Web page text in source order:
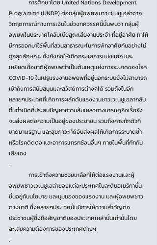
Programme (UNDP) ต่อกลุ่มผู้อพยพชาวเวเนซูเอล่าจาก
วิกฤตการณ์ทางการเงินในช่วงทศวรรศนี้นั้นพบว่า กลุ่มผู้
อพยพในประเทศโคลัมเบียสูญเสียงานประจำ ที่อยู่อาศัย ทำให้
มีการออกมาใช้พื้นที่สวนสาธารณะในการพักอาศัยกันอย่างไม่
ถูกสุขลักษณะ ทั้งยังก่อให้เกิดกระแสการแบ่งแยก และ
เหยียดเชื้อชาติผู้อพยพว่าเป็นต้นเหตุแห่งการระบาดของโรค
COVID-19 ในเปรูแรงงานอพยพที่อยู่นอกระบบยังไม่สามารถ
เข้าถึงการสนับสนุนและสวัสดิการต่างๆได้ รวมถึงในอีก
หลายๆประเทศที่เกิดการผลักดันแรงงานชาวเวเนซูเอลากลับ
ถิ่นกำเนิดที่ประสบปัญหาความล้มเหลวทางเศรษฐกิจเรื้อรัง
จนส่งผลต่อความเป็นอยู่ของประชาชน รวมถึงค่ายกักตัวที่
ขาดมาตรฐาน และสุขภาวะที่ดีอันส่งผลให้เกิดการระบาดซ้ำ
หรือโรคติดต่อ และอาการแทรกซ้อนอื่นๆ ภายในพื้นที่กักกัน
เสียเอง
.
อพยพชาวเวเนซูเอล่าของแต่ละประเทศในละตินอเมริกานั้น
ขึ้นอยู่กับนโยบาย และมุมมองของแรงงาน และผู้อพยพชาว
ต่างชาติ ซึ่งหลายๆประเทศนั้นมีการให้ความสำคัญต่อ
ประชาชนผู้ซึ่งถือสัญชาติของประเทศเหล่านั้นเท่านั้นโดย
ละเลยความต้องการของประเทศต่างๆ
.